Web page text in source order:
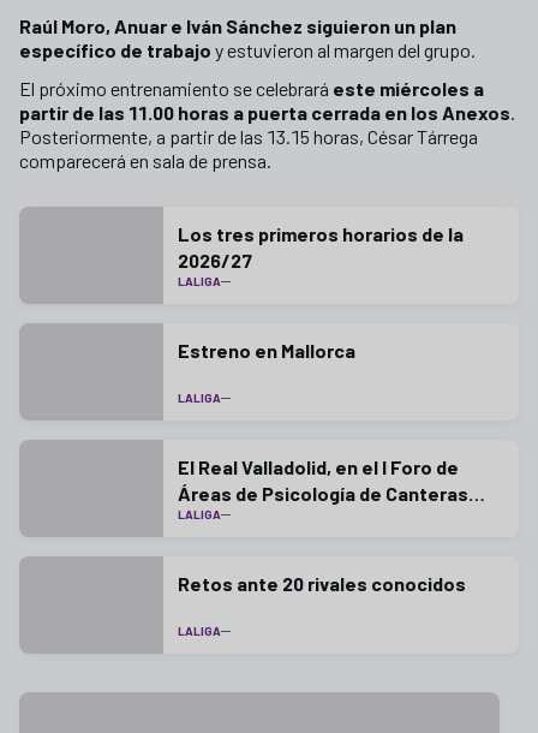
Raúl Moro, Anuar e Iván Sánchez siguieron un plan
específico de trabajo y estuvieron al margen del grupo.
El próximo entrenamiento se celebrará este miércoles a
partir de las 11.00 horas a puerta cerrada en los Anexos.
Posteriormente, a partir de las 13.15 horas, César Tárrega
comparecerá en sala de prensa.
Los tres primeros horarios de la
2026/27
LALIGA
Estreno en Mallorca
LALIGA
El Real Valladolid, en el I Foro de
Áreas de Psicología de Canteras
LaLiga
LALIGA
Retos ante 20 rivales conocidos
LALIGA